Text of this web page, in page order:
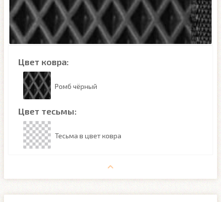
Цвет ковра:
Ромб чёрный
Цвет тесьмы:
Тесьма в цвет ковра